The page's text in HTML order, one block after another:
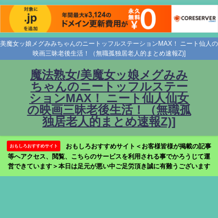
美魔女ッ娘メグみみちゃんのニートッフルステーションMAX！ ニート仙人の
映画三昧老後生活！（無職孤独居老人的まとめ速報Z)]
魔法熟女/美魔女ッ娘メグみみ
ちゃんのニートッフルステー
ションMAX！ ニート仙人仙女
の映画三昧老後生活！（無職孤
独居老人的まとめ速報Z)]
おもしろおすすめサイト
おもしろおすすめサイト＜お客様皆様が掲載の記事
等へアクセス、閲覧、こちらのサービスを利用される事でかろうじて運
営できています＞本日は足元が悪い中ご足労頂き誠に有難うございます